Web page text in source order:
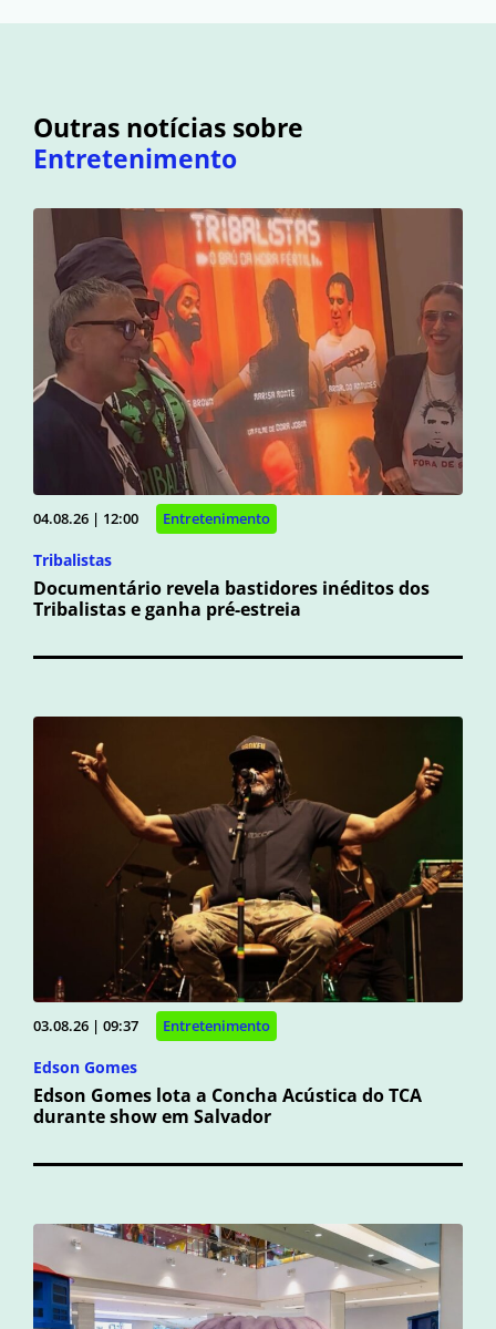
Outras notícias sobre
Entretenimento
04.08.26 | 12:00 Entretenimento
Tribalistas
Documentário revela bastidores inéditos dos
Tribalistas e ganha pré-estreia
03.08.26 | 09:37 Entretenimento
Edson Gomes
Edson Gomes lota a Concha Acústica do TCA
durante show em Salvador